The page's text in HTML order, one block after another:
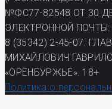
№ФС77-82548 ОТ 30
ЭЛЕКТРОННОЙ ПОЧТЫ:
8 (35342) 2-45-07.
МИХАЙЛОВИЧ
«ОРЕНБУРЖЬЕ». 18+
Политика о